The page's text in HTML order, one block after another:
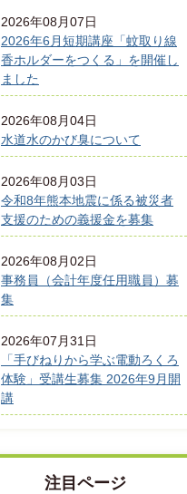
2026年08月07日
2026年6月短期講座「蚊取り線
香ホルダーをつくる」を開催し
ました
2026年08月04日
水道水のかび臭について
2026年08月03日
令和8年熊本地震に係る被災者
支援のための義援金を募集
2026年08月02日
事務員（会計年度任用職員）募
集
2026年07月31日
「手びねりから学ぶ電動ろくろ
体験」受講生募集 2026年9月開
講
注目ページ